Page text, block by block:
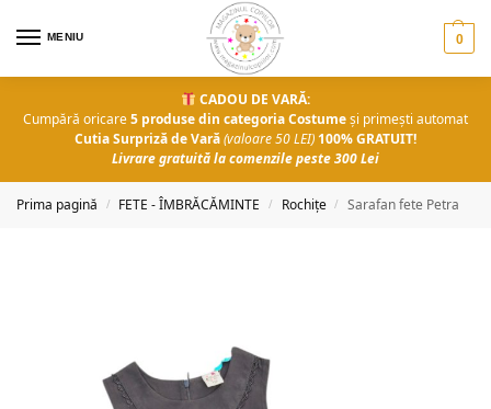
MENIU 0
CADOU DE VARĂ:
Cumpără oricare5 produse din categoria Costumeși primești automat
Cutia Surpriză de Vară(valoare 50 LEI) 100% GRATUIT!
Livrare gratuită la comenzile peste 300 Lei
Prima pagină / FETE - ÎMBRĂCĂMINTE / Rochițe / Sarafan fete Petra